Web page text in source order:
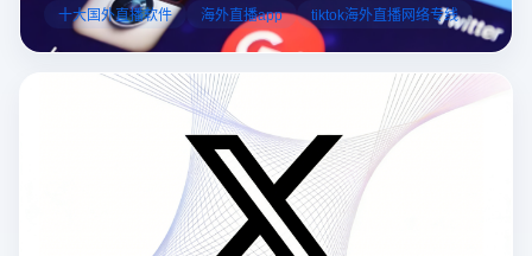
业工具规避风险，能显著降低封号概率。以下推荐十大国外
台，并结合云登多开浏览器的功能，详解如何安全高效运营。
十大国外直播软件 海外直播app tiktok海外直播网络专线